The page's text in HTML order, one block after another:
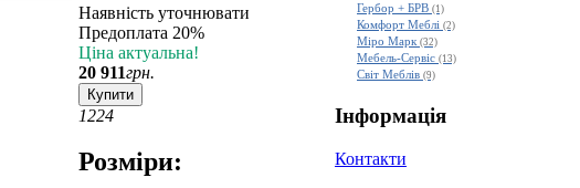
Наявність уточнювати
Предоплата 20%
Ціна актуальна!
20 911грн.
Купити
1224
Розміри:
Гербор + БРВ (1)
Комфорт Меблi (2)
Міро Марк (32)
Мебель-Сервіс (13)
Світ Меблів (9)
Інформація
Контакти